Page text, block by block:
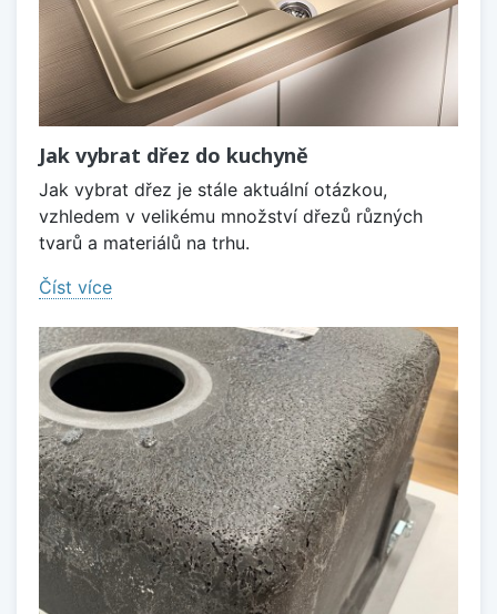
Jak vybrat dřez do kuchyně
Jak vybrat dřez je stále aktuální otázkou,
vzhledem v velikému množství dřezů různých
tvarů a materiálů na trhu.
Číst více